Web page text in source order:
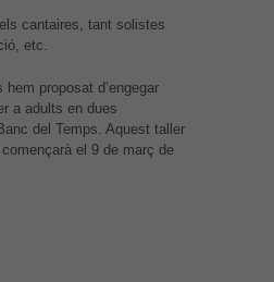
cantaires, tant solistes
etc.
proposat d’engegar
a adults en dues
del Temps. Aquest taller
el 9 de març de